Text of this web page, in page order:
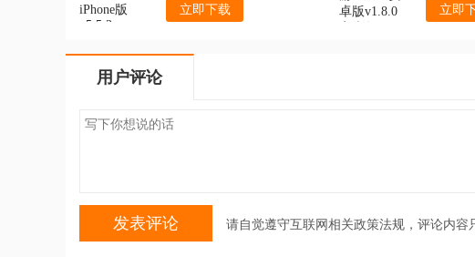
立即下载 立即
用户评论
请自觉遵守互联网相关政策法规，评论内容